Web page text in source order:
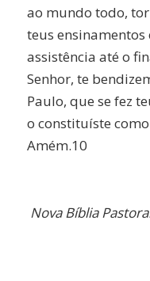
ao mundo todo,
teus
assistência até o
Senhor, te
Paulo, que se fez
o constituíste
Amém.10
Nova Bíblia